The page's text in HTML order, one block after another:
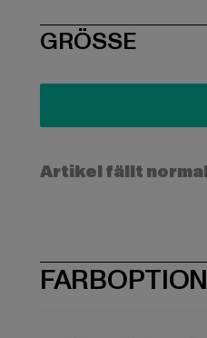
SIZE
GRÖSSE
Artikel fällt